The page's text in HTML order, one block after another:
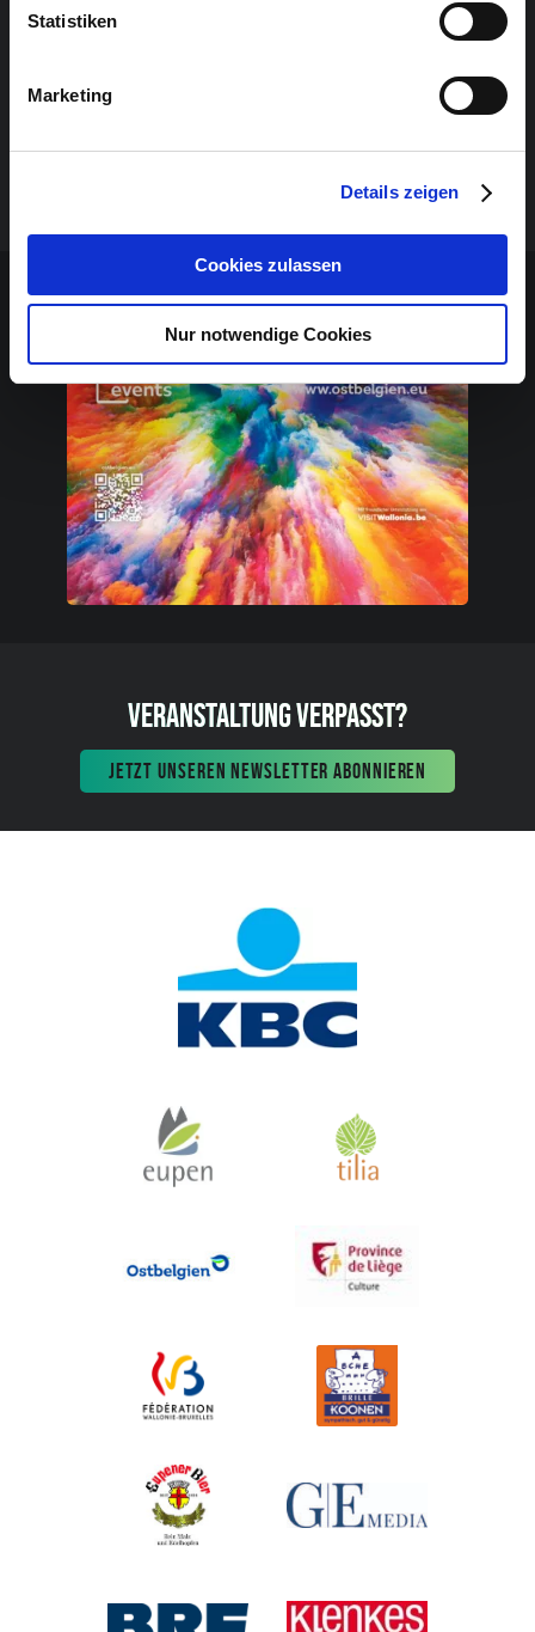
Statistiken
Marketing
Details zeigen
Cookies zulassen
Nur notwendige Cookies
Jugendstrategieplans von der Deutschsprachigen
VERANSTALTUNG VERPASST?
JETZT UNSEREN NEWSLETTER ABONNIEREN